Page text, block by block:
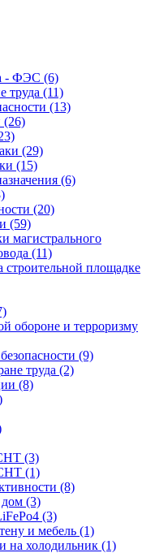
- ФЭС (6)
труда (11)
(13)
(26)
(29)
(15)
(6)
(20)
(59)
магистрального
(11)
строительной площадке
обороне и терроризму
(9)
труда (2)
(8)
(3)
(1)
(8)
дом (3)
(3)
и мебель (1)
на холодильник (1)